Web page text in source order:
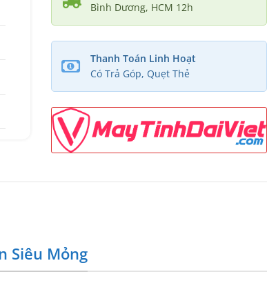
Bình Dương, HCM 12h
Thanh Toán Linh Hoạt
Có Trả Góp, Quẹt Thẻ
Siêu Mỏng